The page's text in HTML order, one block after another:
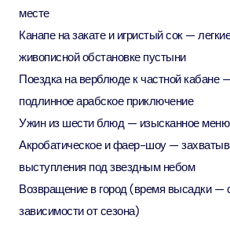
месте
Канапе на закате и игристый сок —
живописной обстановке пустыни
Поездка на верблюде к частной кабане
подлинное арабское приключение
Ужин из шести блюд — изысканное
Акробатическое и фаер-шоу —
выступления под звездным небом
Возвращение в город (время высадки —
зависимости от сезона)